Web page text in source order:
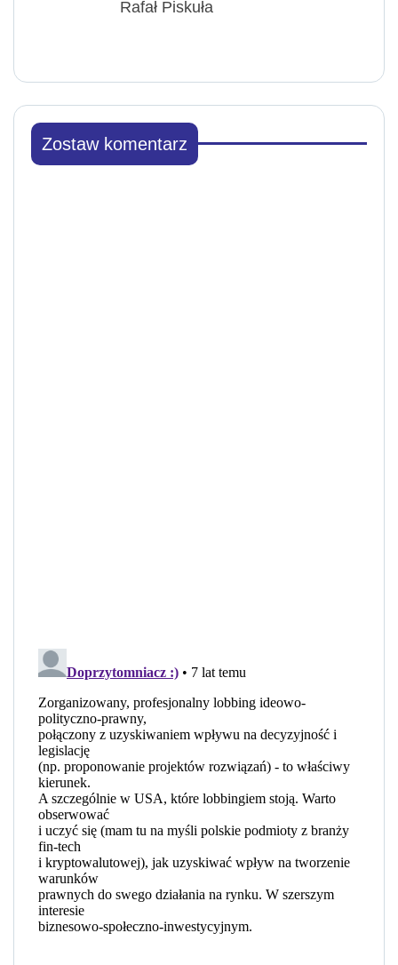
Rafał Piskuła
Zostaw komentarz